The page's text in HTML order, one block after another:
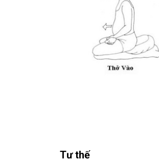
Tư thế